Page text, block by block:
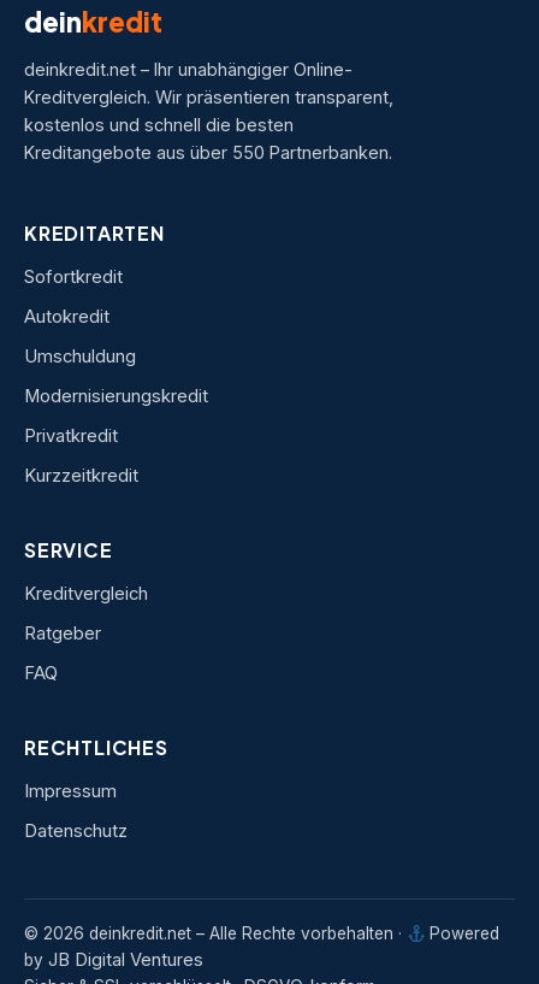
deinkredit
deinkredit.net – Ihr unabhängiger Online-
Kreditvergleich. Wir präsentieren transparent,
kostenlos und schnell die besten
Kreditangebote aus über 550 Partnerbanken.
KREDITARTEN
Sofortkredit
Autokredit
Umschuldung
Modernisierungskredit
Privatkredit
Kurzzeitkredit
SERVICE
Kreditvergleich
Ratgeber
FAQ
RECHTLICHES
Impressum
Datenschutz
© 2026 deinkredit.net – Alle Rechte vorbehalten ·
Powered
by JB Digital Ventures